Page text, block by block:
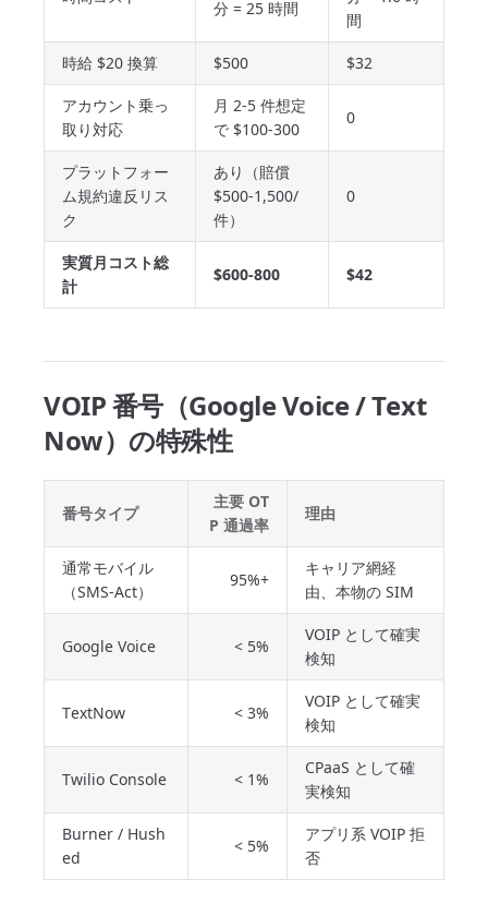
分 = 25 時間
間
時給 $20 換算 $500 $32
アカウント乗っ
取り対応
月 2-5 件想定
で $100-300
0
プラットフォー
ム規約違反リス
ク
あり（賠償
$500-1,500/
件）
0
実質月コスト総
計
$600-800 $42
VOIP 番号（Google Voice / Text
Now）の特殊性
番号タイプ
主要 OT
P 通過率
理由
通常モバイル
（SMS-Act）
95%+
キャリア網経
由、本物の SIM
Google Voice < 5%
VOIP として確実
検知
TextNow < 3%
VOIP として確実
検知
Twilio Console < 1%
CPaaS として確
実検知
Burner / Hush
ed
< 5%
アプリ系 VOIP 拒
否